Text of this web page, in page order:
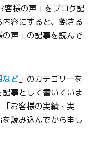
客様の声」をブログ記
容にすると、飽きる
声」の記事を読んで
など 」のカテゴリーを
事として書いていま
お客様の実績・実
読み込んでから申し